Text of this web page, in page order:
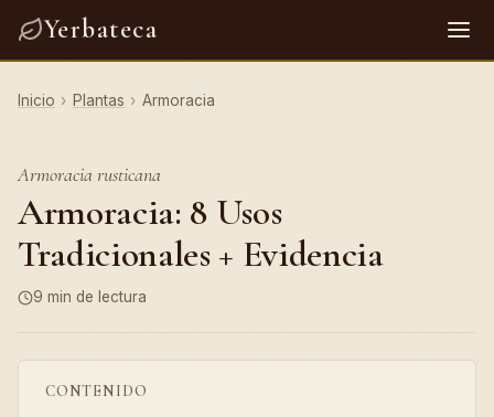
Yerbateca
Inicio › Plantas › Armoracia
Armoracia rusticana
Armoracia: 8 Usos
Tradicionales + Evidencia
9 min de lectura
CONTENIDO